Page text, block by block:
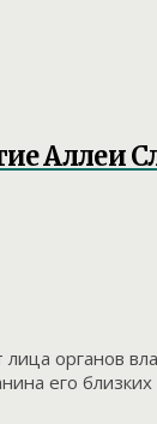
Аллеи
органов
его близких